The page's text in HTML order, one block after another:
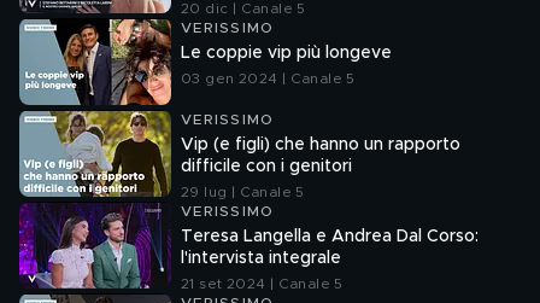
20 dic | Canale 5
VERISSIMO
Le coppie vip più longeve
03 gen 2024 | Canale 5
VERISSIMO
Vip (e figli) che hanno un rapporto
difficile con i genitori
29 lug | Canale 5
VERISSIMO
Teresa Langella e Andrea Dal Corso:
l'intervista integrale
21 set 2024 | Canale 5